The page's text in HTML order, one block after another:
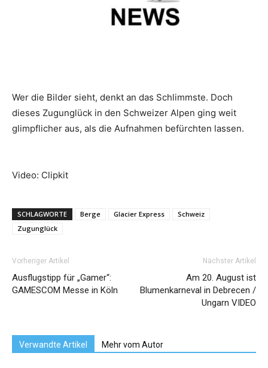
Wer die Bilder sieht, denkt an das Schlimmste. Doch
dieses Zugunglück in den Schweizer Alpen ging weit
glimpflicher aus, als die Aufnahmen befürchten lassen.
Video: Clipkit
SCHLAGWORTE Berge Glacier Express
Schweiz
Zugunglück
Vorheriger Artikel
Ausflugstipp für „Gamer“:
GAMESCOM Messe in Köln
Nächster Artikel
Am 20. August ist
Blumenkarneval in Debrecen /
Ungarn VIDEO
Verwandte Artikel Mehr vom Autor